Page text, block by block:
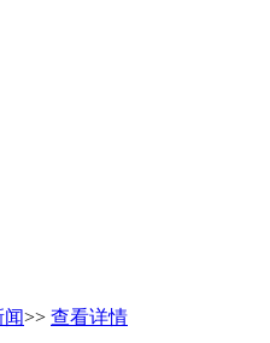
>> 查看详情